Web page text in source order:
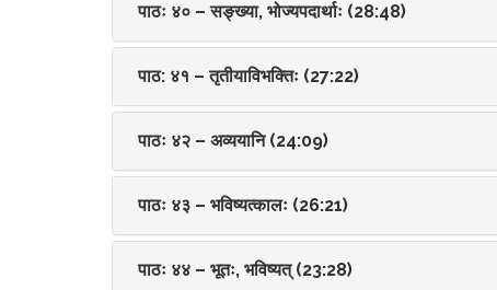
पाठः ४० – सङ्ख्या, भोज्यपदार्थाः (28:48)
पाठ: ४१ – तृतीयाविभक्तिः (27:22)
पाठः ४२ – अव्ययानि (24:09)
पाठः ४३ – भविष्यत्कालः (26:21)
पाठः ४४ – भूतः, भविष्यत् (23:28)